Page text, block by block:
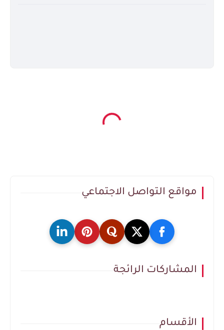
مواقع التواصل الاجتماعي
المشاركات الرائجة
الأقسام